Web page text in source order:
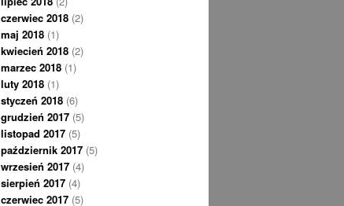
czerwiec 2018 (2)
maj 2018 (1)
kwiecień 2018 (2)
marzec 2018 (1)
luty 2018 (1)
styczeń 2018 (6)
grudzień 2017 (5)
listopad 2017 (5)
październik 2017 (5)
wrzesień 2017 (4)
sierpień 2017 (4)
czerwiec 2017 (5)